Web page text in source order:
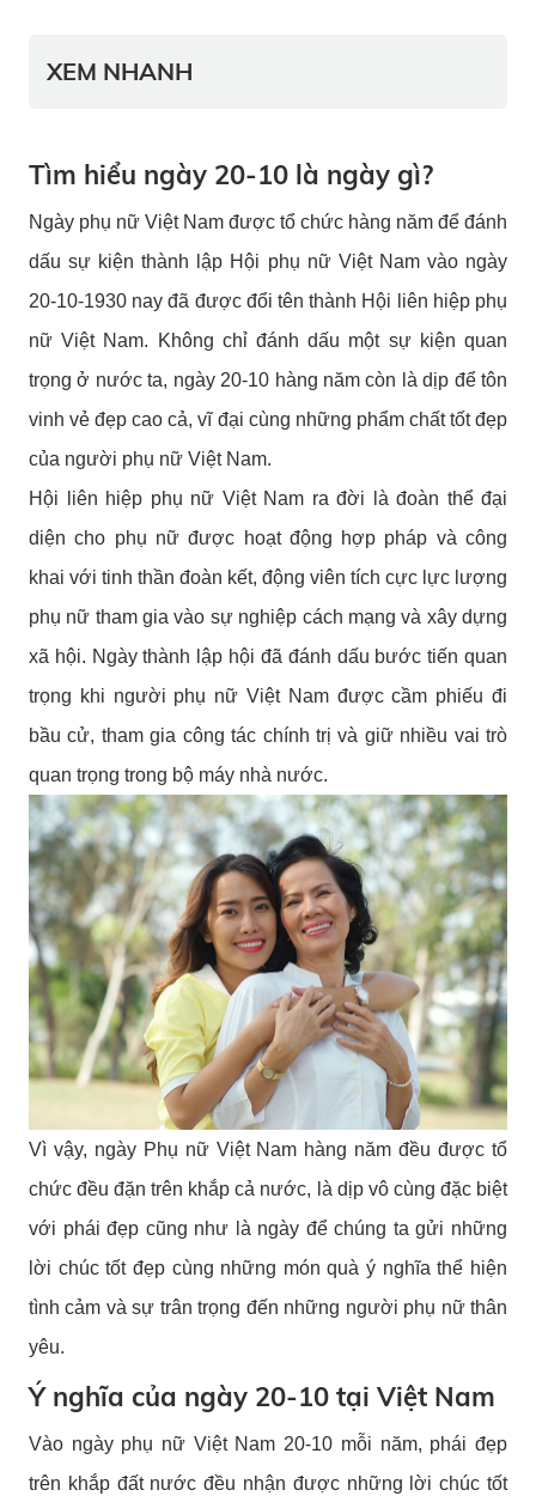
XEM NHANH
Tìm hiểu ngày 20-10 là ngày gì?
Ngày phụ nữ Việt Nam được tổ chức hàng năm để đánh
dấu sự kiện thành lập Hội phụ nữ Việt Nam vào ngày
20-10-1930 nay đã được đổi tên thành Hội liên hiệp phụ
nữ Việt Nam. Không chỉ đánh dấu một sự kiện quan
trọng ở nước ta, ngày 20-10 hàng năm còn là dịp để tôn
vinh vẻ đẹp cao cả, vĩ đại cùng những phẩm chất tốt đẹp
của người phụ nữ Việt Nam.
Hội liên hiệp phụ nữ Việt Nam ra đời là đoàn thể đại
diện cho phụ nữ được hoạt động hợp pháp và công
khai với tinh thần đoàn kết, động viên tích cực lực lượng
phụ nữ tham gia vào sự nghiệp cách mạng và xây dựng
xã hội. Ngày thành lập hội đã đánh dấu bước tiến quan
trọng khi người phụ nữ Việt Nam được cầm phiếu đi
bầu cử, tham gia công tác chính trị và giữ nhiều vai trò
quan trọng trong bộ máy nhà nước.
Vì vậy, ngày Phụ nữ Việt Nam hàng năm đều được tổ
chức đều đặn trên khắp cả nước, là dịp vô cùng đặc biệt
với phái đẹp cũng như là ngày để chúng ta gửi những
lời chúc tốt đẹp cùng những món quà ý nghĩa thể hiện
tình cảm và sự trân trọng đến những người phụ nữ thân
yêu.
Ý nghĩa của ngày 20-10 tại Việt Nam
Vào ngày phụ nữ Việt Nam 20-10 mỗi năm, phái đẹp
trên khắp đất nước đều nhận được những lời chúc tốt